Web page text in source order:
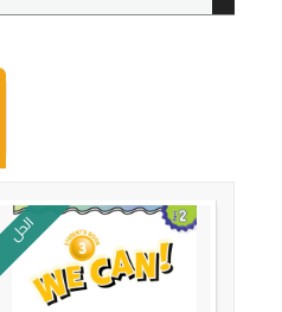
الحل